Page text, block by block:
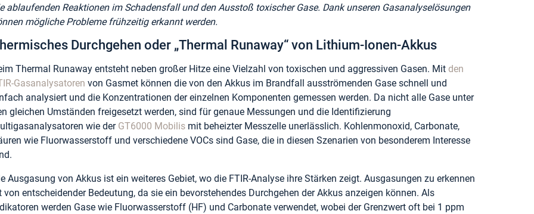
ablaufenden Reaktionen im Schadensfall und den Ausstoß toxischer Gase. Dank unseren Gasanalyselösungen
mögliche Probleme frühzeitig erkannt werden.
Durchgehen oder „Thermal Runaway“ von Lithium-Ionen-Akkus
Thermal Runaway entsteht neben großer Hitze eine Vielzahl von toxischen und aggressiven Gasen. Mit den
Gasanalysatoren von Gasmet können die von den Akkus im Brandfall ausströmenden Gase schnell und
analysiert und die Konzentrationen der einzelnen Komponenten gemessen werden. Da nicht alle Gase unter
gleichen Umständen freigesetzt werden, sind für genaue Messungen und die Identifizierung
wie der GT6000 Mobilis mit beheizter Messzelle unerlässlich. Kohlenmonoxid, Carbonate,
wie Fluorwasserstoff und verschiedene VOCs sind Gase, die in diesen Szenarien von besonderem Interesse
Ausgasung von Akkus ist ein weiteres Gebiet, wo die FTIR-Analyse ihre Stärken zeigt. Ausgasungen zu erkennen
von entscheidender Bedeutung, da sie ein bevorstehendes Durchgehen der Akkus anzeigen können. Als
werden Gase wie Fluorwasserstoff (HF) und Carbonate verwendet, wobei der Grenzwert oft bei 1 ppm